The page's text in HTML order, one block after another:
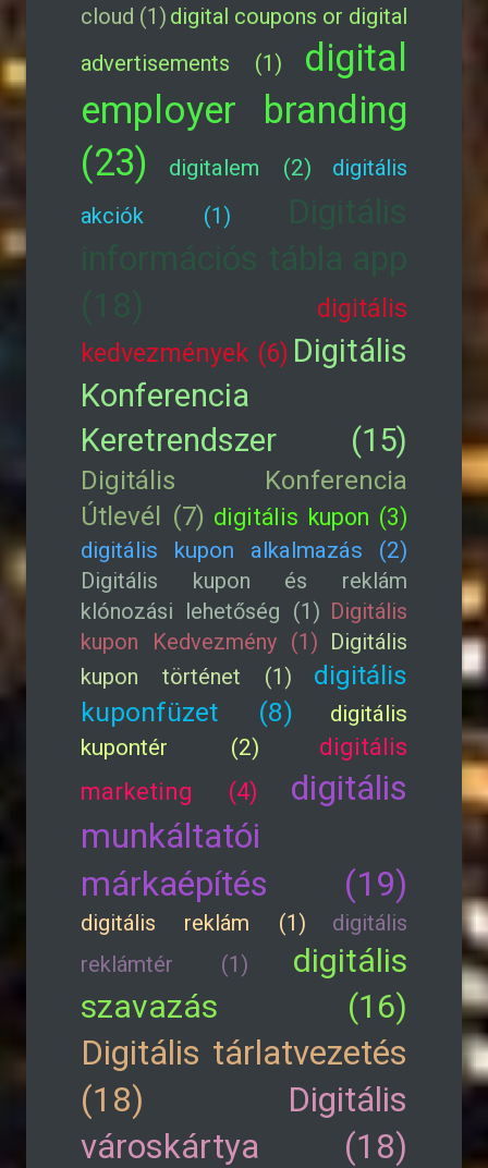
cloud (1) digital coupons or digital
advertisements (1)
digital
employer branding
(23)
digitalem (2)
digitális
akciók (1)
Digitális
információs tábla app
(18)
digitális
kedvezmények (6) Digitális
Konferencia
Keretrendszer (15)
Digitális Konferencia
Útlevél (7) digitális kupon (3)
digitális kupon alkalmazás (2)
Digitális kupon és reklám
klónozási lehetőség (1) Digitális
kupon Kedvezmény (1) Digitális
kupon történet (1)
digitális
kuponfüzet (8)
digitális
kupontér (2)
digitális
marketing (4)
digitális
munkáltatói
márkaépítés (19)
digitális reklám (1)
digitális
reklámtér (1)
digitális
szavazás (16)
Digitális tárlatvezetés
(18)
Digitális
városkártya (18)